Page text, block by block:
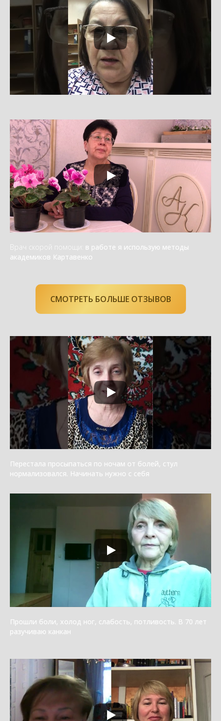
Врач скорой помощи: в работе я использую методы
академиков Картавенко
СМОТРЕТЬ БОЛЬШЕ ОТЗЫВОВ
Перестала просыпаться по ночам от болей, стул
нормализовался. Начинать нужно с себя
Прошли боли, холод ног, слабость, потливость. В 70 лет
разучиваю канкан